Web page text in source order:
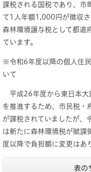
課税される国税であり、市
て1人年額1,000円が徴収
森林環境譲与税として都道
ています。
※令和6年度以降の個人住
いて
平成26年度から東日本大
を推進するため、市民税・
が課税されていましたが、
は新たに森林環境税が賦課
度以降で負担額に変更はあ
表の